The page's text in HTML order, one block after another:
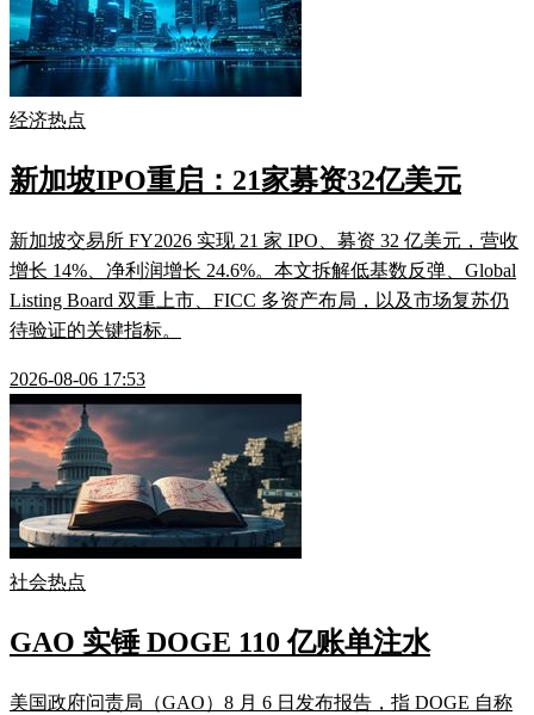
经济热点
新加坡IPO重启：21家募资32亿美元
新加坡交易所 FY2026 实现 21 家 IPO、募资 32 亿美元，营收
增长 14%、净利润增长 24.6%。本文拆解低基数反弹、Global
Listing Board 双重上市、FICC 多资产布局，以及市场复苏仍
待验证的关键指标。
2026-08-06 17:53
社会热点
GAO 实锤 DOGE 110 亿账单注水
美国政府问责局（GAO）8 月 6 日发布报告，指 DOGE 自称